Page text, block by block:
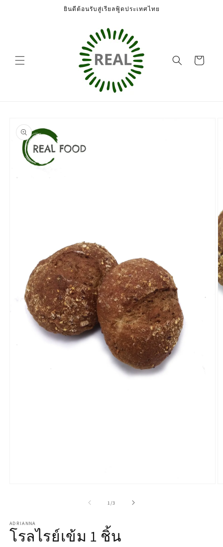
ยินดีต้อนรับสู่เรียลฟู้ดประเทศไทย
สินค้า
ยังข้อมูล
สินค้า
โม
ดอล
1/จาก
3
ADRIANNA
โรลไรย์เข้ม 1 ชิ้น